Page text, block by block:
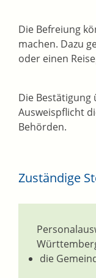
Die Befreiung
machen. Dazu
oder einen
Die
Ausweispflicht
Behörden.
Zuständige
die